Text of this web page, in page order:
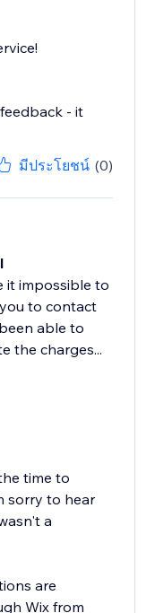
- it
มีประโยชน์ (0)
it impossible to
to contact
able to
the charges...
time to
sorry to hear
a
are
Wix from